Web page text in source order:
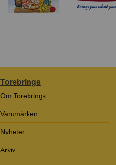
Torebrings
Om Torebrings
Varumärken
Nyheter
Arkiv